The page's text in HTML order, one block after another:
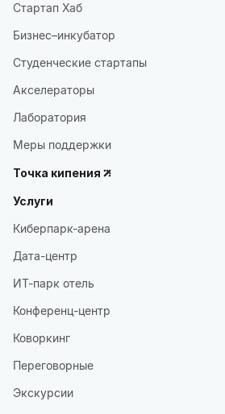
Стартап Хаб
Бизнес–инкубатор
Студенческие стартапы
Акселераторы
Лаборатория
Меры поддержки
Точка кипения
Услуги
Киберпарк-арена
Дата-центр
ИТ-парк отель
Конференц-центр
Коворкинг
Переговорные
Экскурсии